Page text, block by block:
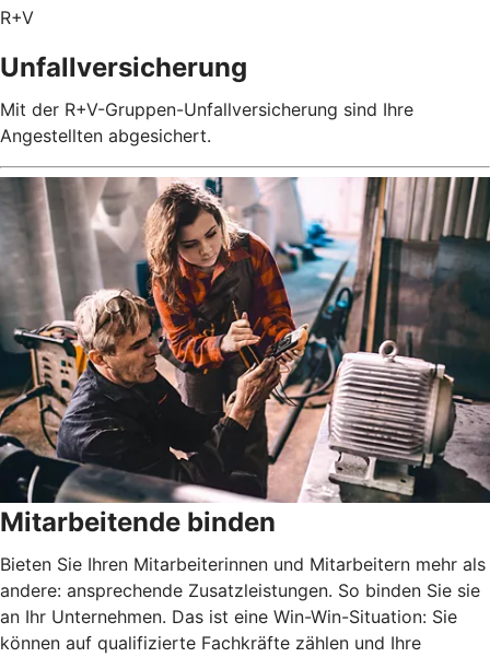
R+V
Unfallversicherung
Mit der R+V-Gruppen-Unfallversicherung sind Ihre
Angestellten abgesichert.
Mitarbeitende binden
Bieten Sie Ihren Mitarbeiterinnen und Mitarbeitern mehr als
andere: ansprechende Zusatzleistungen. So binden Sie sie
an Ihr Unternehmen. Das ist eine Win-Win-Situation: Sie
können auf qualifizierte Fachkräfte zählen und Ihre